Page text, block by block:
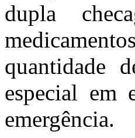
dupla
quantidade
especial em
emergência.